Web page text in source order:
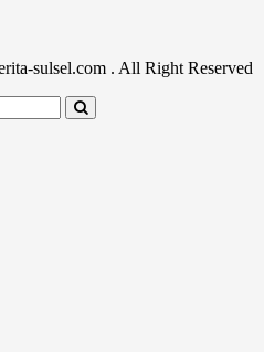
sulsel.com . All Right Reserved